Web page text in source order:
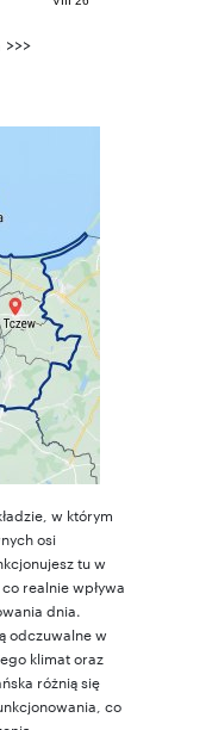
w którym
osi
tu w
realnie wpływa
dnia.
odczuwalne w
klimat oraz
różnią się
co